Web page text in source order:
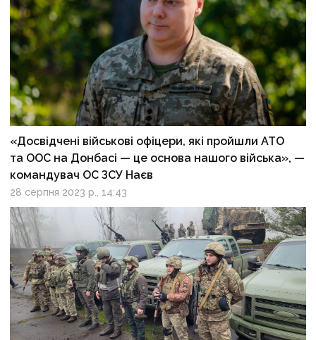
«Досвідчені військові офіцери, які пройшли АТО
та ООС на Донбасі — це основа нашого війська», —
командувач ОС ЗСУ Наєв
28 серпня 2023 р., 14:43